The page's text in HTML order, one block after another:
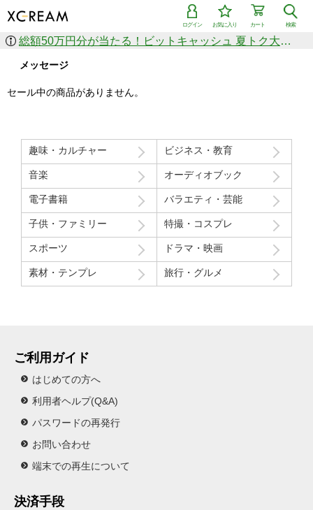
検索
カート
お気に入り
ログイン
総額50万円分が当たる！ビットキャッシュ 夏トク大感謝祭
メッセージ
セール中の商品がありません。
趣味・カルチャー ビジネス・教育
音楽 オーディオブック
電子書籍 バラエティ・芸能
子供・ファミリー 特撮・コスプレ
スポーツ ドラマ・映画
素材・テンプレ 旅行・グルメ
ご利用ガイド
はじめての方へ
利用者ヘルプ(Q&A)
パスワードの再発行
お問い合わせ
端末での再生について
決済手段